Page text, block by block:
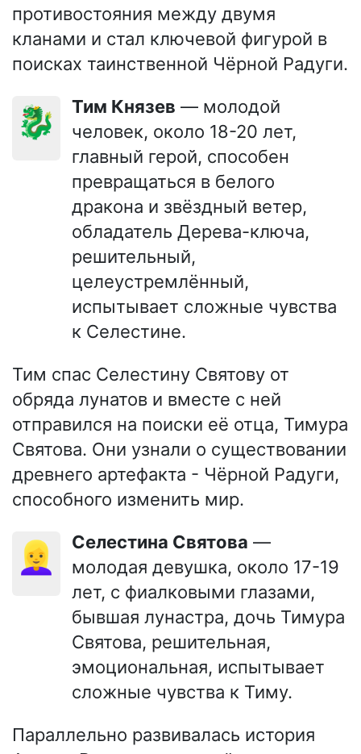
противостояния между двумя
кланами и стал ключевой фигурой в
поисках таинственной Чёрной Радуги.
🐉 Тим Князев — молодой
человек, около 18-20 лет,
главный герой, способен
превращаться в белого
дракона и звёздный ветер,
обладатель Дерева-ключа,
решительный,
целеустремлённый,
испытывает сложные чувства
к Селестине.
Тим спас Селестину Святову от
обряда лунатов и вместе с ней
отправился на поиски её отца, Тимура
Святова. Они узнали о существовании
древнего артефакта - Чёрной Радуги,
способного изменить мир.
👱‍♀️ Селестина Святова —
молодая девушка, около 17-19
лет, с фиалковыми глазами,
бывшая лунастра, дочь Тимура
Святова, решительная,
эмоциональная, испытывает
сложные чувства к Тиму.
Параллельно развивалась история